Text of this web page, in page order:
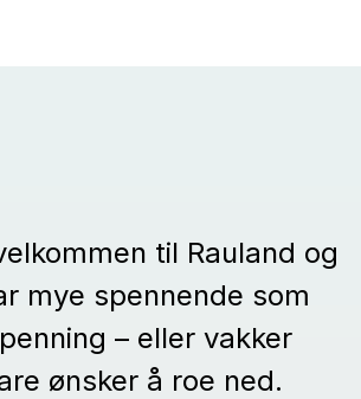
til Rauland og
mye spennende som
– eller vakker
ønsker å roe ned.